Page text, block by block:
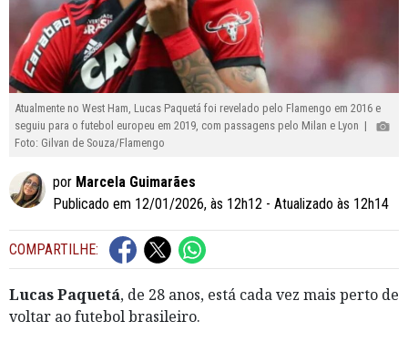
Atualmente no West Ham, Lucas Paquetá foi revelado pelo Flamengo em 2016 e
seguiu para o futebol europeu em 2019, com passagens pelo Milan e Lyon |
Foto: Gilvan de Souza/Flamengo
por Marcela Guimarães
Publicado em 12/01/2026, às 12h12 - Atualizado às 12h14
COMPARTILHE:
Lucas Paquetá, de 28 anos, está cada vez mais perto de
voltar ao futebol brasileiro.